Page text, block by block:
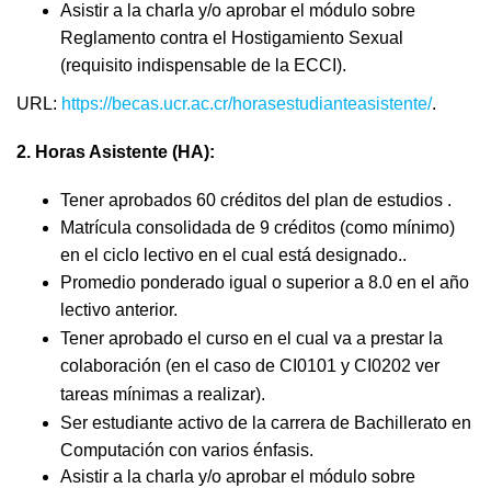
Asistir a la charla y/o aprobar el módulo sobre
Reglamento contra el Hostigamiento Sexual
(requisito indispensable de la ECCI).
URL: https://becas.ucr.ac.cr/horasestudianteasistente/.
2. Horas Asistente (HA):
Tener aprobados 60 créditos del plan de estudios .
Matrícula consolidada de 9 créditos (como mínimo)
en el ciclo lectivo en el cual está designado..
Promedio ponderado igual o superior a 8.0 en el año
lectivo anterior.
Tener aprobado el curso en el cual va a prestar la
colaboración (en el caso de CI0101 y CI0202 ver
tareas mínimas a realizar).
Ser estudiante activo de la carrera de Bachillerato en
Computación con varios énfasis.
Asistir a la charla y/o aprobar el módulo sobre